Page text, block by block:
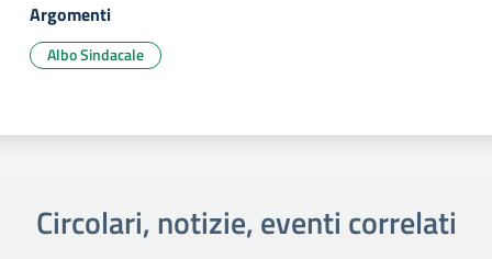
Argomenti
Albo Sindacale
Circolari, notizie, eventi correlati